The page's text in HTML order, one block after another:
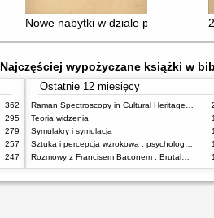
Nowe nabytki w dziale polskiej
Najczęściej wypożyczane książki w
362
295
279
257
247
Ostatnie 12 miesięcy
Raman Spectroscopy in Cultural Heritage Preservation
Teoria widzenia
Symulakry i symulacja
Sztuka i percepcja wzrokowa : psychologia twórczego oka
Rozmowy z Francisem Baconem : Brutalność faktu